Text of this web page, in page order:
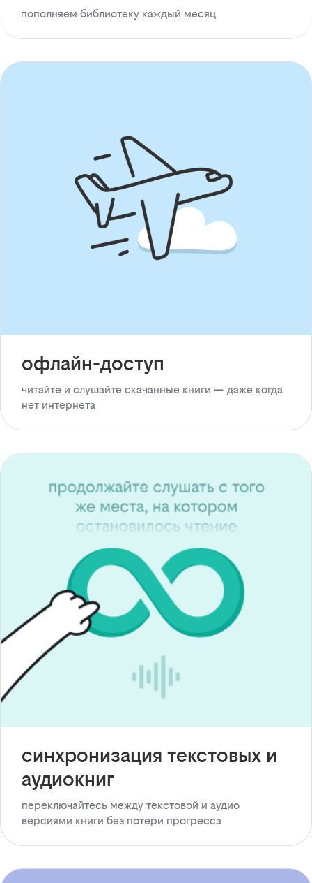
пополняем библиотеку каждый месяц
офлайн-доступ
читайте и слушайте скачанные книги — даже когда
нет интернета
синхронизация текстовых и
аудиокниг
переключайтесь между текстовой и аудио
версиями книги без потери прогресса